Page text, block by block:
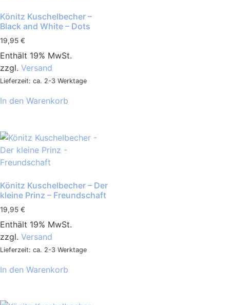
Könitz Kuschelbecher –
Black and White – Dots
19,95 €
Enthält 19% MwSt.
zzgl. Versand
Lieferzeit: ca. 2-3 Werktage
In den Warenkorb
Könitz Kuschelbecher – Der
kleine Prinz – Freundschaft
19,95 €
Enthält 19% MwSt.
zzgl. Versand
Lieferzeit: ca. 2-3 Werktage
In den Warenkorb